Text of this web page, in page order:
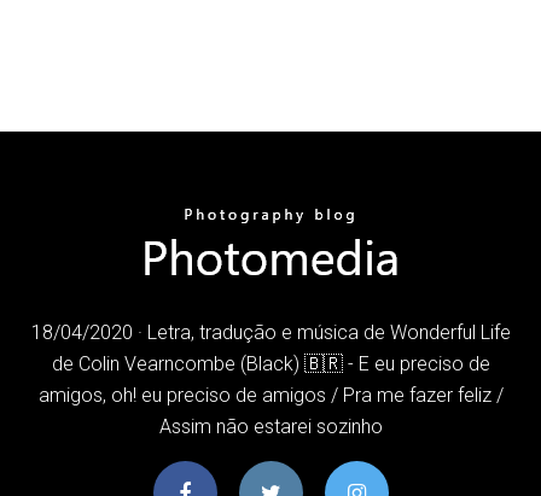
18/04/2020 · Letra, tradução e música de Wonderful Life
de Colin Vearncombe (Black) 🇧🇷 - E eu preciso de
amigos, oh! eu preciso de amigos / Pra me fazer feliz /
Assim não estarei sozinho